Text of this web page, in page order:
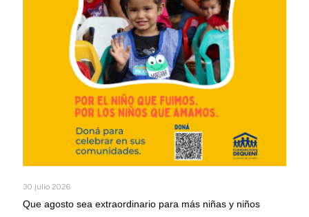
30 julio 2026
Que agosto sea extraordinario para más niñas y niños